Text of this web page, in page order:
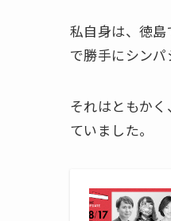
私自身は、徳
で勝手にシン
それはともか
ていました。